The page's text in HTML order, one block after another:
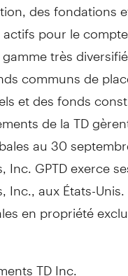
pour le
très
communs de
et des fonds
de la TD
au 30
GPTD exerce
Inc., aux États-
en propriété
TD Inc.